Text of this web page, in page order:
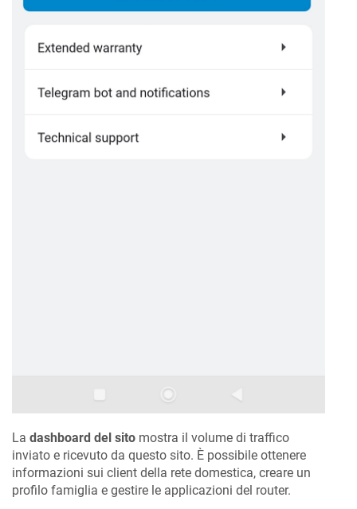
La dashboard del sito mostra il volume di traffico
inviato e ricevuto da questo sito. È possibile ottenere
informazioni sui client della rete domestica, creare un
profilo famiglia e gestire le applicazioni del router.